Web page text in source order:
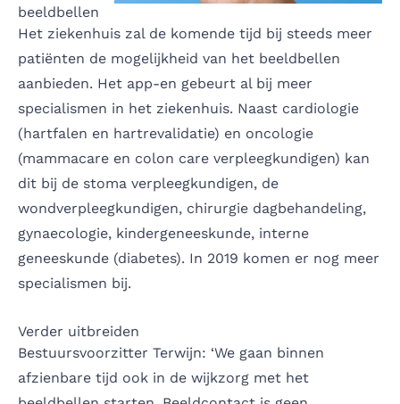
beeldbellen
Het ziekenhuis zal de komende tijd bij steeds meer
patiënten de mogelijkheid van het beeldbellen
aanbieden. Het app-en gebeurt al bij meer
specialismen in het ziekenhuis. Naast cardiologie
(hartfalen en hartrevalidatie) en oncologie
(mammacare en colon care verpleegkundigen) kan
dit bij de stoma verpleegkundigen, de
wondverpleegkundigen, chirurgie dagbehandeling,
gynaecologie, kindergeneeskunde, interne
geneeskunde (diabetes). In 2019 komen er nog meer
specialismen bij.
Verder uitbreiden
Bestuursvoorzitter Terwijn: ‘We gaan binnen
afzienbare tijd ook in de wijkzorg met het